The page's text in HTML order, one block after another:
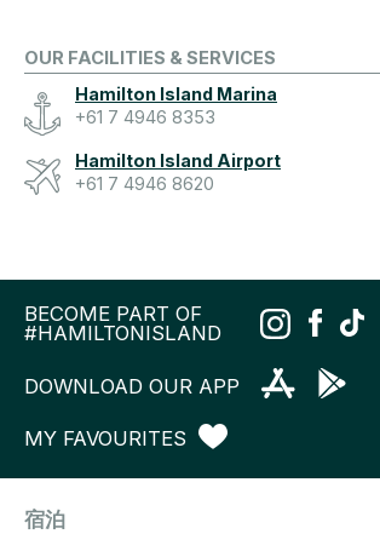
OUR FACILITIES & SERVICES
Hamilton Island Marina
+61 7 4946 8353
Hamilton Island Airport
+61 7 4946 8620
BECOME PART OF
#HAMILTONISLAND
DOWNLOAD OUR APP
MY FAVOURITES
宿泊